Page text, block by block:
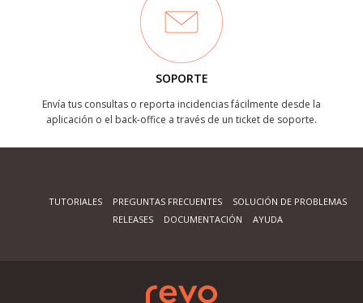
SOPORTE
Envía tus consultas o reporta incidencias fácilmente desde la
aplicación o el back-office a través de un ticket de soporte.
TUTORIALES PREGUNTAS FRECUENTES
SOLUCIÓN DE PROBLEMAS
RELEASES
DOCUMENTACIÓN AYUDA